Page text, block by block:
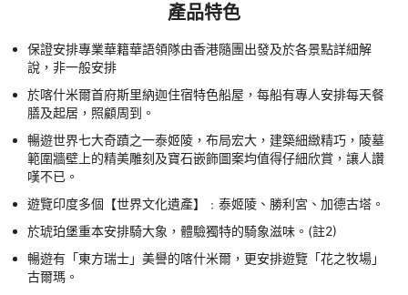
產品特色
保證安排專業華籍華語領隊由香港隨團出發及於各景點詳細解
說，非一般安排
於喀什米爾首府斯里納迦住宿特色船屋，每船有專人安排每天餐
膳及起居，照顧周到。
暢遊世界七大奇蹟之一泰姬陵，布局宏大，建築細緻精巧，陵墓
範圍牆壁上的精美雕刻及寶石嵌飾圖案均值得仔細欣賞，讓人讚
嘆不已。
遊覽印度多個【世界文化遺產】﹕泰姬陵、勝利宮、加德古塔。
於琥珀堡重本安排騎大象，體驗獨特的騎象滋味。(註2)
暢遊有「東方瑞士」美譽的喀什米爾，更安排遊覽「花之牧場」
古爾瑪。